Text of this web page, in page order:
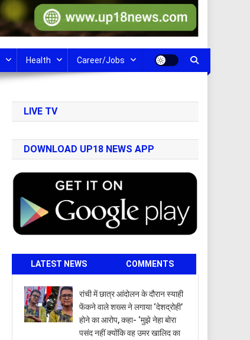
Health Career/Jobs
LIVE TV
DOWNLOAD UP18 NEWS APP
LATEST NEWS COMMENTS
रांची में छात्र आंदोलन के दौरान स्याही
फेंकने वाले शख्स ने लगाया ‘देशद्रोही’
होने का आरोप, कहा- ‘मुझे नेहा बोरा
पसंद नहीं क्योंकि वह उमर खालिद का